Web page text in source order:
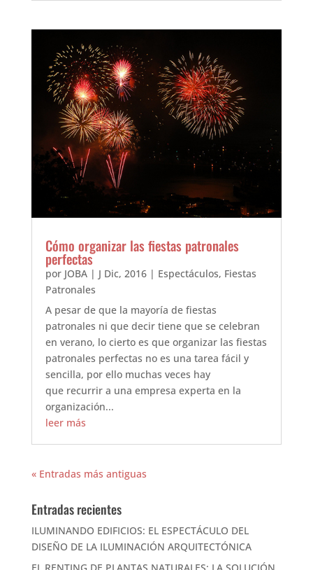
Cómo organizar las fiestas patronales
perfectas
por JOBA| J Dic, 2016| Espectáculos, Fiestas
Patronales
A pesar de que la mayoría de fiestas
patronales ni que decir tiene que se celebran
en verano, lo cierto es que organizar las fiestas
patronales perfectas no es una tarea fácil y
sencilla, por ello muchas veces hay
que recurrir a una empresa experta en la
organización...
leer más
« Entradas más antiguas
Entradas recientes
ILUMINANDO EDIFICIOS: EL ESPECTÁCULO DEL
DISEÑO DE LA ILUMINACIÓN ARQUITECTÓNICA